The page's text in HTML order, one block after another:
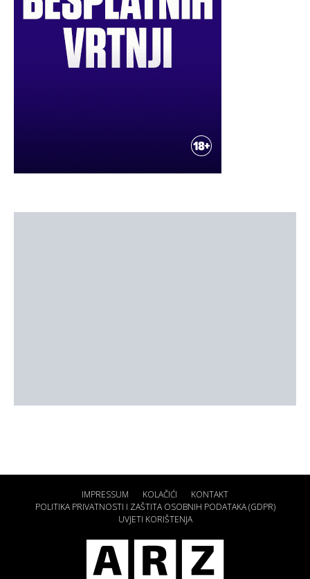
IMPRESSUM KOLAČIĆI
KONTAKT
POLITIKA PRIVATNOSTI I ZAŠTITA OSOBNIH PODATAKA (GDPR)
UVJETI KORIŠTENJA